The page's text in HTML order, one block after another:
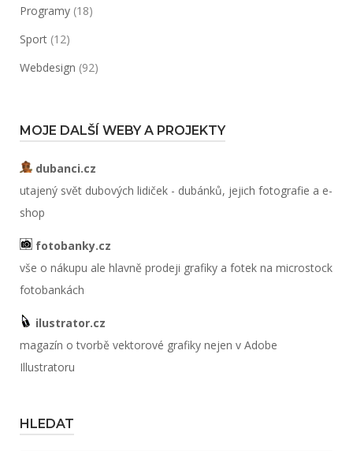
Programy (18)
Sport (12)
Webdesign (92)
MOJE DALŠÍ WEBY A PROJEKTY
dubanci.cz
utajený svět dubových lidiček - dubánků, jejich fotografie a e-
shop
fotobanky.cz
vše o nákupu ale hlavně prodeji grafiky a fotek na microstock
fotobankách
ilustrator.cz
magazín o tvorbě vektorové grafiky nejen v Adobe
Illustratoru
HLEDAT